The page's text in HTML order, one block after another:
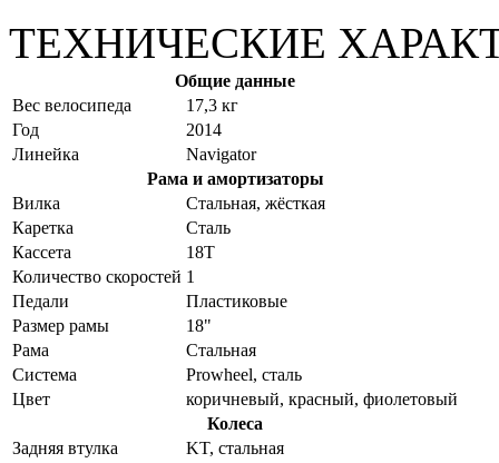
ТЕХНИЧЕСКИЕ
Общие данные
Вес велосипеда
17,3 кг
Год
2014
Линейка
Navigator
Рама и амортизаторы
Вилка
Стальная, жёсткая
Каретка
Сталь
Кассета
18T
Количество скоростей 1
Педали
Пластиковые
Размер рамы
18"
Рама
Стальная
Система
Prowheel, сталь
Цвет
коричневый, красный, фиолетовый
Колеса
Задняя втулка
KT, стальная